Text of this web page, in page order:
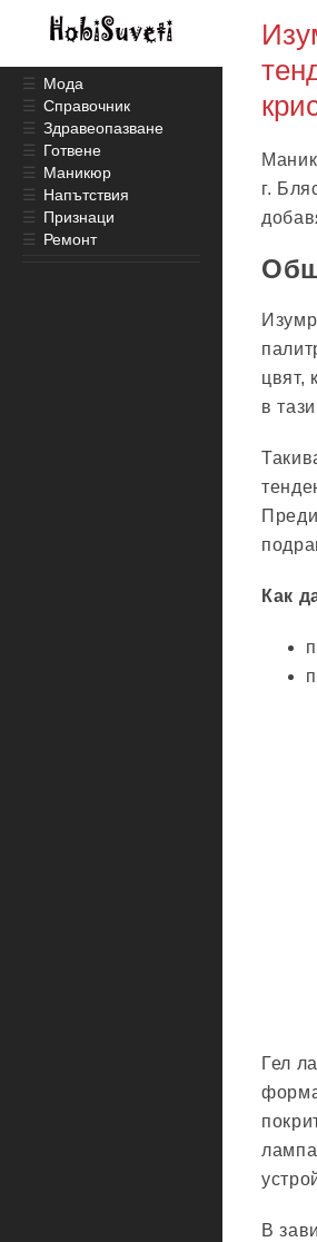
г.
цвят,
в
Как
Гел
В
☰ Мода
☰ Справочник
☰ Здравеопазване
☰ Готвене
☰ Маникюр
☰ Напътствия
☰ Признаци
☰ Ремонт